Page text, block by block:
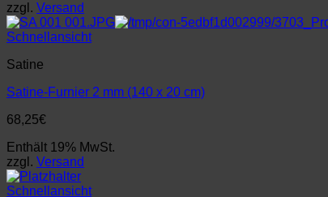
zzgl. Versand
Schnellansicht
Satine
Satine-Furnier 2 mm (140 x 20 cm)
68,25€
Enthält 19% MwSt.
zzgl. Versand
Schnellansicht